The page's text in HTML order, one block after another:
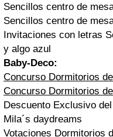
Sencillos centro de
Sencillos centro de
Invitaciones con letras
y algo azul
Baby-Deco:
Concurso Dormitorios
Concurso Dormitorios
Descuento Exclusivo
Mila´s daydreams
Votaciones Dormitorios